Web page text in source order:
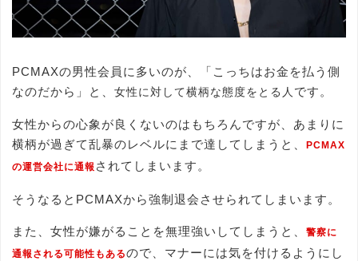
PCMAXの男性会員に多いのが、「こっちはお金を払う側
なのだから」と、 女性に対して横柄な態度をとる人 です。
女性からの心象が良くないのはもちろんですが、あまりに
横柄が過ぎて乱暴のレベルにまで達してしまうと、
PCMAX
の運営会社に通報 されてしまいます。
そうなるとPCMAXから強制退会させられてしまいます。
また、女性が嫌がることを無理強いしてしまうと、
警察に
通報される可能性もあるので、マナーには気を付けるようにし